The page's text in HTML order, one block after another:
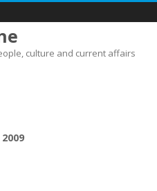
culture and current affairs